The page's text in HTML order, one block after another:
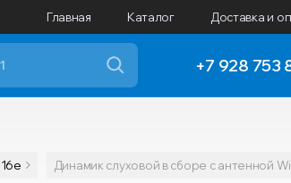
Главная Каталог Доставка и
+7 928 753
Динамик слуховой в сборе с антенной